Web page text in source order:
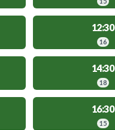
12:30
16
14:30
18
16:30
15